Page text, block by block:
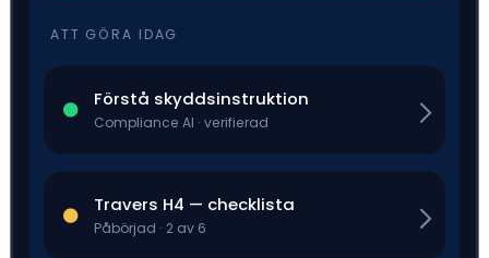
ATT GÖRA IDAG
Förstå skyddsinstruktion
Compliance AI · verifierad
Travers H4 — checklista
Påbörjad · 2 av 6